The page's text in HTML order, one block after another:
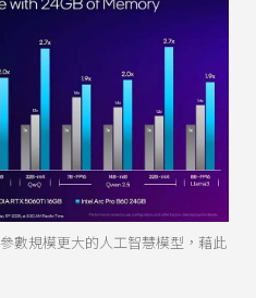
數規模更大的人工智慧模型，藉此